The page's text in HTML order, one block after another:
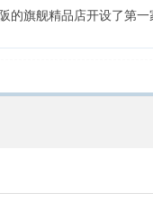
的旗舰精品店开设了第